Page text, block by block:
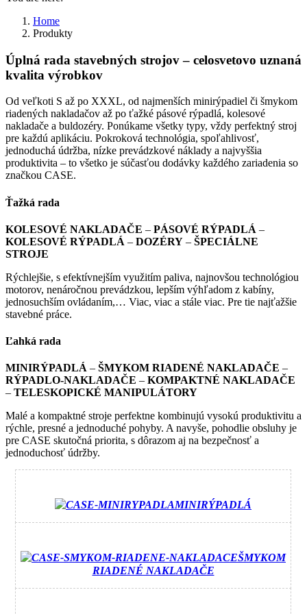
Home
Produkty
Úplná rada stavebných strojov – celosvetovo uznaná
kvalita výrobkov
Od veľkoti S až po XXXL, od najmenších minirýpadiel či šmykom
riadených nakladačov až po ťažké pásové rýpadlá, kolesové
nakladače a buldozéry. Ponúkame všetky typy, vždy perfektný stroj
pre každú aplikáciu. Pokroková technológia, spoľahlivosť,
jednoduchá údržba, nízke prevádzkové náklady a najvyššia
produktivita – to všetko je súčasťou dodávky každého zariadenia so
značkou CASE.
Ťažká rada
KOLESOVÉ NAKLADAČE – PÁSOVÉ RÝPADLÁ –
KOLESOVÉ RÝPADLÁ – DOZÉRY – ŠPECIÁLNE
STROJE
Rýchlejšie, s efektívnejším využitím paliva, najnovšou technológiou
motorov, nenáročnou prevádzkou, lepším výhľadom z kabíny,
jednosuchším ovládaním,… Viac, viac a stále viac. Pre tie najťažšie
stavebné práce.
Ľahká rada
MINIRÝPADLÁ – ŠMYKOM RIADENÉ NAKLADAČE –
RÝPADLO-NAKLADAČE – KOMPAKTNÉ NAKLADAČE
– TELESKOPICKÉ MANIPULÁTORY
Malé a kompaktné stroje perfektne kombinujú vysokú produktivitu a
rýchle, presné a jednoduché pohyby. A navyše, pohodlie obsluhy je
pre CASE skutočná priorita, s dôrazom aj na bezpečnosť a
jednoduchosť údržby.
MINIRÝPADLÁ
ŠMYKOM
RIADENÉ NAKLADAČE